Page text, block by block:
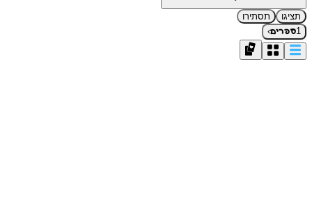
תציגו
תסתירו
1ספרים›